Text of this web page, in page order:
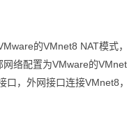
的VMnet8 NAT模式
络配置为VMware的
口，外网接口连接